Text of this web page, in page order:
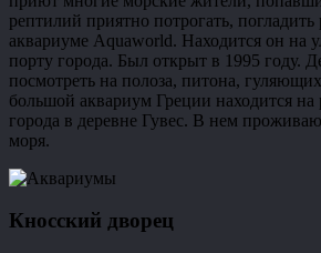
рептилий приятно потрогать,
аквариуме Aquaworld. Находится он на
порту города. Был открыт в 1995 году.
посмотреть на полоза, питона,
большой аквариум Греции находится на
города в деревне Гувес. В нем
моря.
Кносский дворец